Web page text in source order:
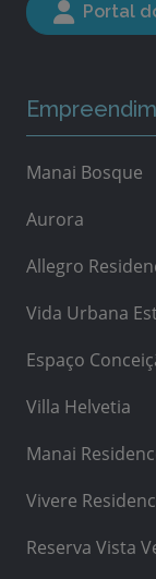
Portal
Manai Bosque
Aurora
Allegro
Vida Urbana
Espaço
Villa Helvetia
Manai
Vivere
Reserva Vista